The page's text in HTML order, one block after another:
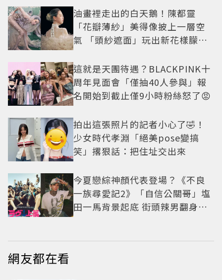
油畫裡走出的白天鵝！陳都靈
「花瓣薄紗」美得像披上一層空
氣 「頭紗遮面」玩出新花樣朦朧
這就是天團待遇？BLACKPINK十
周年見面會「僅抽40人參與」報
名開始到截止僅9小時粉絲怒了😡
拍出這張照片的記者小心了🤣！
少女時代孝淵「絕美pose變搞
笑」撂狠話：把住址交出來
今夏戀綜神顏代表登場？《不良
一族尋愛記2》「自信公關哥」塩
田一馬背景起底 街頭辣男翻身當
網友都在看